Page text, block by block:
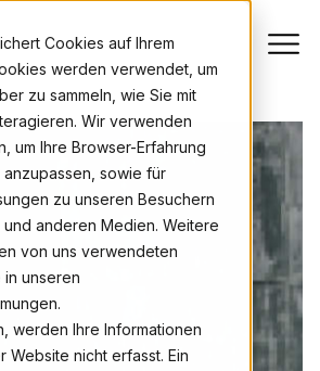
Cookies auf Ihrem
werden verwendet, um
zu sammeln, wie Sie mit
Wir verwenden
um Ihre Browser-Erfahrung
sowie für
zu unseren Besuchern
anderen Medien. Weitere
von uns verwendeten
unseren
werden Ihre Informationen
Website nicht erfasst. Ein